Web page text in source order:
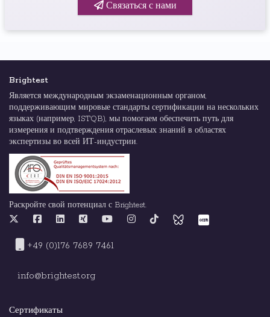
Связаться с нами
Brightest
Является международным экзаменационным органом,
поддерживающим мировые стандарты сертификации на нескольких
языках (например, ISTQB), мы помогаем обеспечить путь для
измерения и подтверждения отраслевых знаний в областях
экспертизы во всей ИТ-индустрии.
Раскройте свой потенциал с Brightest.
+49 (0)176 7689 7461
info@brightest.org
Сертификаты